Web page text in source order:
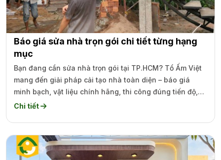
Báo giá sửa nhà trọn gói chi tiết từng hạng
mục
Bạn đang cần sửa nhà trọn gói tại TP.HCM? Tổ Ấm Việt
mang đến giải pháp cải tạo nhà toàn diện – báo giá
minh bạch, vật liệu chính hãng, thi công đúng tiến độ,
bảo hành dài hạn. Giúp ngôi nhà của bạn mới đẹp, bền
Chi tiết